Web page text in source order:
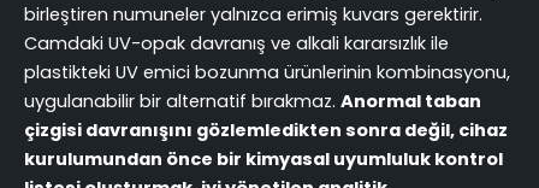
birleştiren numuneler yalnızca erimiş kuvars gerektirir.
Camdaki UV-opak davranış ve alkali kararsızlık ile
plastikteki UV emici bozunma ürünlerinin kombinasyonu,
uygulanabilir bir alternatif bırakmaz. Anormal taban
çizgisi davranışını gözlemledikten sonra değil, cihaz
kurulumundan önce bir kimyasal uyumluluk kontrol